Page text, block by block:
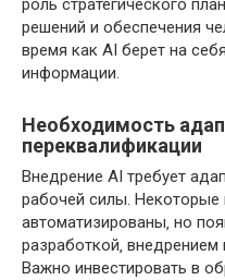
роль стратегического
решений и обеспечения
время как AI берет на
информации.
Необходимость
переквалификации
Внедрение AI требует
рабочей силы. Некоторые
автоматизированы‚ но
разработкой‚
Важно инвестировать в